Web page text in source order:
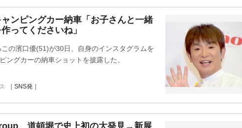
ンピングカー納車「お子さんと一緒
ってくださいね」
の濱口優(51)が30日、自身のインスタグラムを
ングカーの納車ショットを披露した。
｜SNS発｜
、道頓堀で史上初の大発見→新展